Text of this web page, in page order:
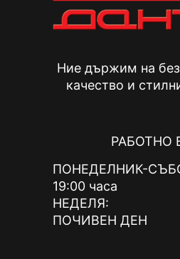
Ние държим на
качество и
РАБОТНО
ПОНЕДЕЛНИК-
19:00 часа
ПОЧИВЕН ДЕН